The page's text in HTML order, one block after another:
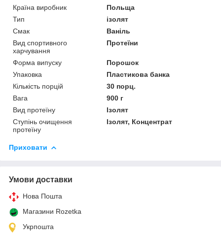
Країна виробник
Польща
Тип
ізолят
Смак
Ваніль
Вид спортивного
харчування
Протеїни
Форма випуску
Порошок
Упаковка
Пластикова банка
Кількість порцій
30 порц.
Вага
900 г
Вид протеїну
Ізолят
Ступінь очищення
протеїну
Ізолят, Концентрат
Приховати
Умови доставки
Нова Пошта
Магазини Rozetka
Укрпошта